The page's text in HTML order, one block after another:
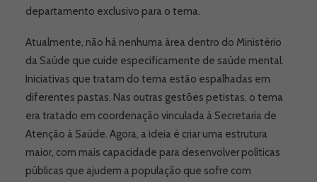
departamento exclusivo para o tema.
Atualmente, não há nenhuma área dentro do Ministério
da Saúde que cuide especificamente de saúde mental.
Iniciativas que tratam do tema estão espalhadas em
diferentes pastas. Nas outras gestões petistas, o tema
era tratado em coordenação vinculada à Secretaria de
Atenção à Saúde. Agora, a ideia é criar uma estrutura
maior, com mais capacidade para desenvolver políticas
públicas que ajudem a população que sofre com